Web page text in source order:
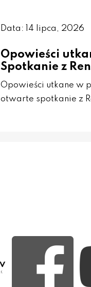
Data: 14 lipca, 2026
Opowieści
Spotkanie z
Opowieści utkane w
otwarte spotkanie z